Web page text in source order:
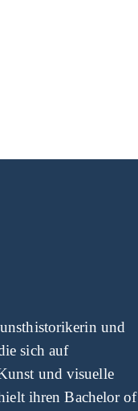
und
sich auf
und visuelle
ihren Bachelor of